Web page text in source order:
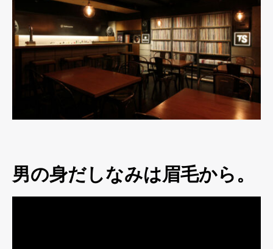
男の身だしなみは眉毛から。